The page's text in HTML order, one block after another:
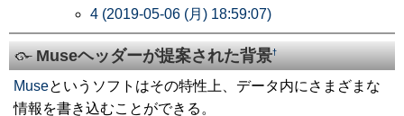
4 (2019-05-06 (月) 18:59:07)
Museヘッダーが提案された背景†
Museというソフトはその特性上、データ内にさまざまな
情報を書き込むことができる。